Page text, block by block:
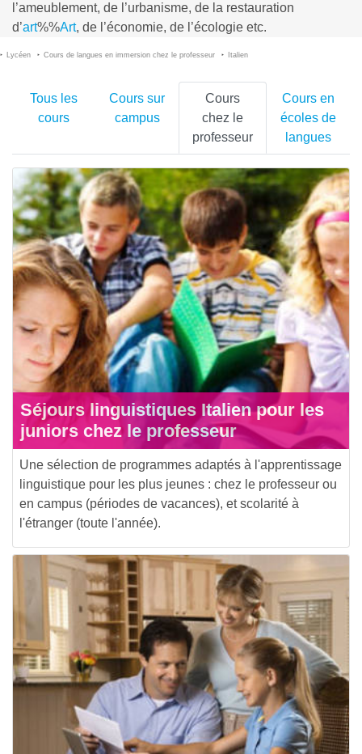
l’ameublement, de l’urbanisme, de la restauration
d’art%%Art, de l’économie, de l’écologie etc.
Lycéen Cours de langues en immersion chez le professeur Italien
Tous les
cours
Cours sur
campus
Cours
chez le
professeur
Cours en
écoles de
langues
Séjours linguistiques Italien pour les
juniors chez le professeur
Une sélection de programmes adaptés à l'apprentissage
linguistique pour les plus jeunes : chez le professeur ou
en campus (périodes de vacances), et scolarité à
l'étranger (toute l'année).